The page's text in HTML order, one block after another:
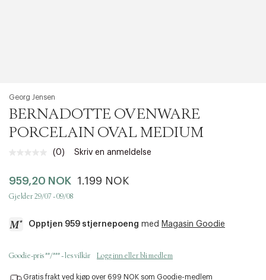
Georg Jensen
BERNADOTTE OVENWARE
PORCELAIN OVAL MEDIUM
Ingen
Samme
sidelenke.
(0) Skriv en anmeldelse
959,20 NOK 1.199 NOK
Gjelder 29/07 - 09/08
Opptjen 959 stjernepoeng med Magasin Goodie
c
Goodie-pris **/*** - les vilkår Logg inn eller bli medlem
Gratis frakt ved kjøp over 699 NOK som Goodie-medlem